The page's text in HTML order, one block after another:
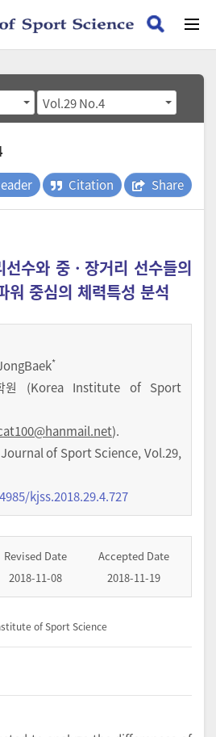
Vol.29 No.4
Citation Share
수와 중ㆍ장거리 선수들의
워 중심의 체력특성 분석
*
학원 (Korea Institute of Sport
).
Journal of Sport Science,Vol.29,
kjss.2018.29.4.727
Revised Date
2018-11-08
Accepted Date
2018-11-19
of Sport Science